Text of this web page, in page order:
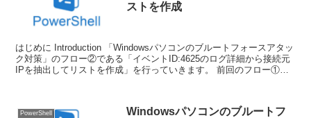
ストを作成
はじめに Introduction 「Windowsパソコンのブルートフォースアタッ
ク対策」のフロー②である「イベントID:4625のログ詳細から接続元
IPを抽出してリストを作成」を行っていきます。 前回のフロー①で
PowerShell
Windowsパソコンのブルートフ